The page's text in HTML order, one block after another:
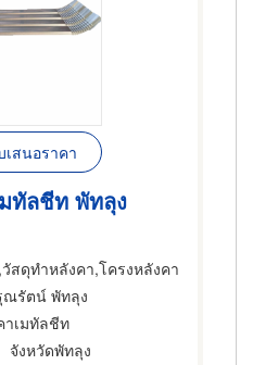
เสนอราคา
ทัลชีท พัทลุง
สดุทำหลังคา,โครงหลังคา
ณรัตน์ พัทลุง
าเมทัลชีท
จังหวัดพัทลุง